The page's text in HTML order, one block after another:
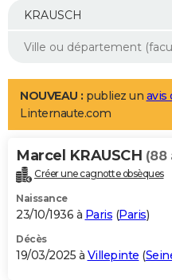
Mobiles
Meilleur smartphone
Internet
Ordinateurs
Jeux vidéo
Guide high-tech
Aménagement intérieur
LIFESTYLE
Art de vivre
Bien-être
Loisirs
Mode
Modes de vie
Alimentation
Guide de la santé
Maladies
Médicaments
Sommeil
VOYAGE
Destinations
City break
Voyage nature
Voyage de noces
Forum
Climat
+PHOTO
GUIDES D'ACHAT
BONS PLANS
NOUVEAU : publiez un avis
Linternaute.com
Marcel KRAUSCH (88
Créer une cagnotte obsèques
Naissance
23/10/1936 à Paris (Paris)
Décès
19/03/2025 à Villepinte (